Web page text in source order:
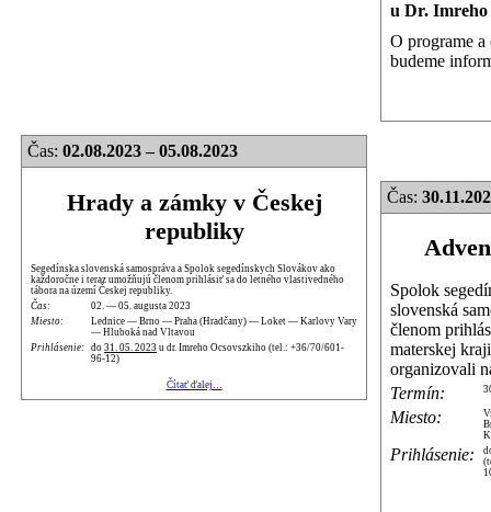
u Dr. Imreho
O programe
budeme
Čas: 02.08.2023 – 05.08.2023
Hrady a zámky v Českej
republiky
Segedínska slovenská samospráva a Spolok segedínskych Slovákov ako
každoročne i teraz umožňujú členom prihlásiť sa do letného vlastivedného
tábora na území Českej republiky.
Čas:
02. — 05. augusta 2023
Miesto:
Lednice — Brno — Praha (Hradčany) — Loket — Karlovy Vary
— Hluboká nad Vltavou
Prihlásenie: do 31. 05. 2023 u dr. Imreho Ocsovszkiho (tel.: +36/70/601-
96-12)
Čítať ďalej…
Čas:
Spolok
slovenská
členom
materskej
organizovali
Termín:
Miesto:
Prihlásenie: